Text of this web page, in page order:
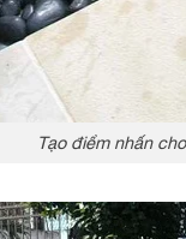
Tạo điểm nhấn